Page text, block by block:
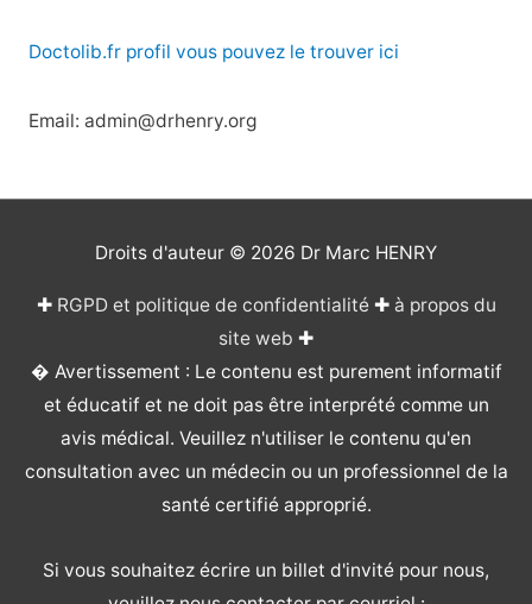
Doctolib.fr profil vous pouvez le trouver ici
Email: admin@drhenry.org
Droits d'auteur © 2026 Dr Marc HENRY
✚ RGPD et politique de confidentialité✚ à propos du
site web ✚
� Avertissement : Le contenu est purement informatif
et éducatif et ne doit pas être interprété comme un
avis médical. Veuillez n'utiliser le contenu qu'en
consultation avec un médecin ou un professionnel de la
santé certifié approprié.
Si vous souhaitez écrire un billet d'invité pour nous,